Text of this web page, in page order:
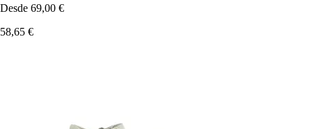
Desde 69,00 €
58,65 €